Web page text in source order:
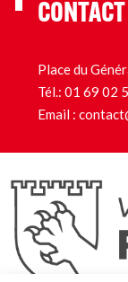
Place du
Tél.: 01 69 02
Email :